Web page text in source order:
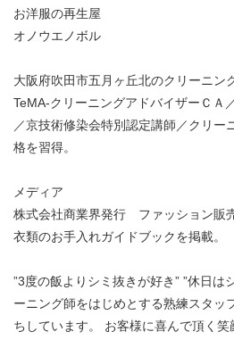
お洋服の再生屋
オノウエノボル
大阪府吹田市五月ヶ丘北のクリーニン
TeMA-クリーニングアドバイザーＣＡ
／京技術修染会特別認定講師／クリー
格を習得。
メディア
株式会社商業界発行 ファッション販
衣類のお手入れガイドブックを掲載。
”3度の飯よりシミ抜きが好き” ”休日は
ーニング師をはじめとする熟練スタッ
ちしています。 お客様に喜んで頂く笑